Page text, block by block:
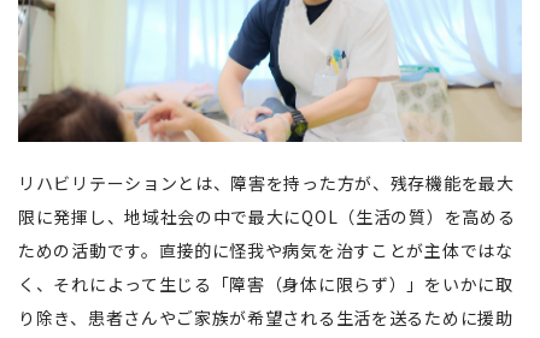
リハビリテーションとは、障害を持った方が、残存機能を最大
限に発揮し、地域社会の中で最大にQOL（生活の質）を高める
ための活動です。直接的に怪我や病気を治すことが主体ではな
く、それによって生じる「障害（身体に限らず）」をいかに取
り除き、患者さんやご家族が希望される生活を送るために援助